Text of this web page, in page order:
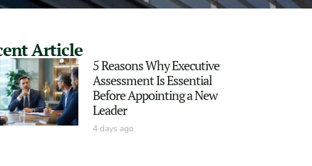
Article
5 Reasons Why Executive
Assessment Is Essential
Before Appointing a New
Leader
4 days ago